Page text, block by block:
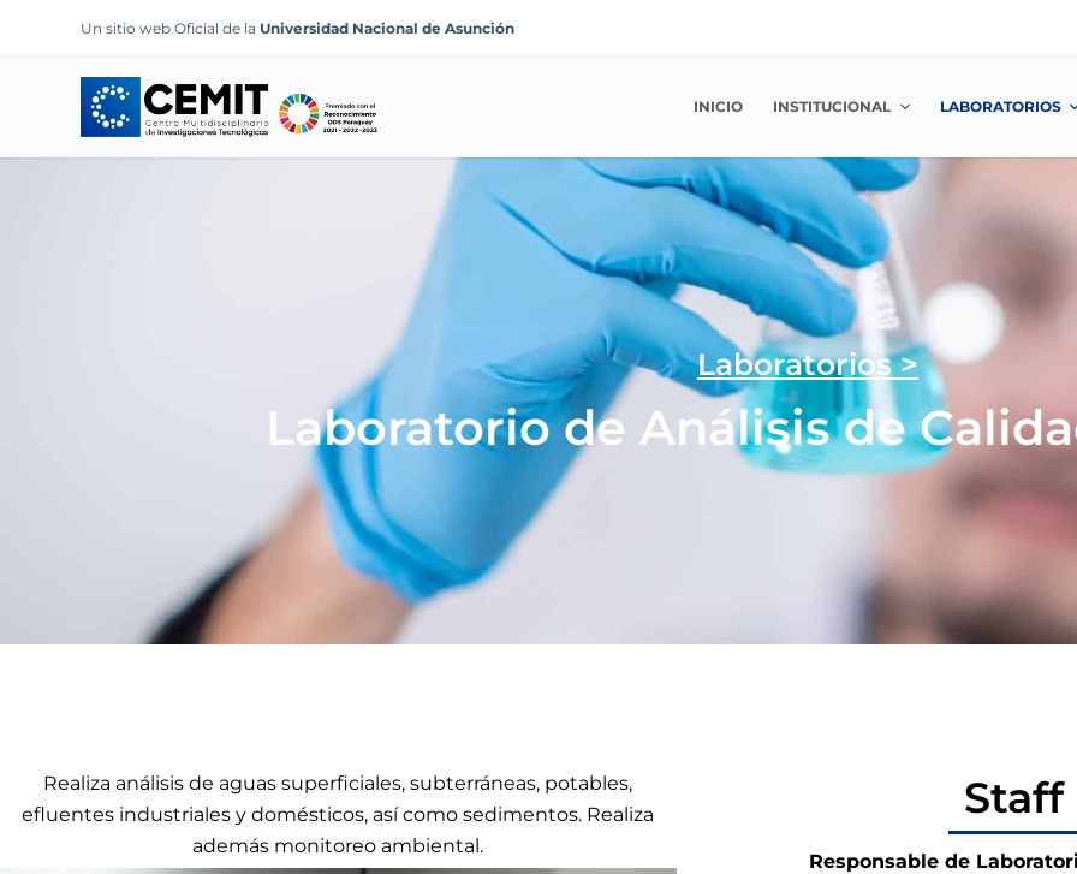
t
Un sitio web Oficial de la Universidad Nacional de Asunción
INICIO INSTITUCIONAL LABORATORIOS
Laboratorios >
Laboratorio de Análisis de
Realiza análisis de aguas superficiales, subterráneas, potables,
efluentes industriales y domésticos, así como sedimentos. Realiza
además monitoreo ambiental.
Staff
Responsable de